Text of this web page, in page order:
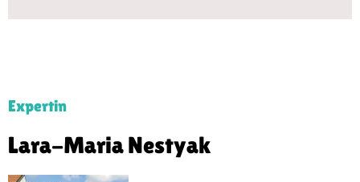
Expertin
Lara-Maria Nestyak